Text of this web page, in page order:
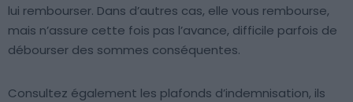
lui rembourser. Dans d’autres cas, elle vous rembourse,
mais n’assure cette fois pas l’avance, difficile parfois de
débourser des sommes conséquentes.
Consultez également les plafonds d’indemnisation, ils